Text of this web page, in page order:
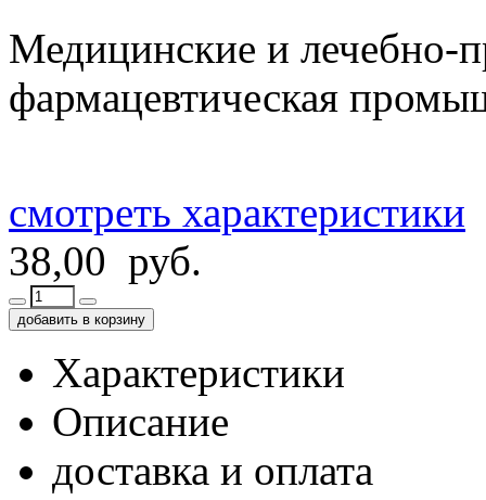
Медицинские и лечебно-
фармацевтическая
смотреть характеристики
38,00 руб.
добавить в корзину
Характеристики
Описание
доставка и оплата